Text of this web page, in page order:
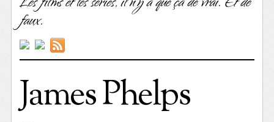
faux.
James Phelps